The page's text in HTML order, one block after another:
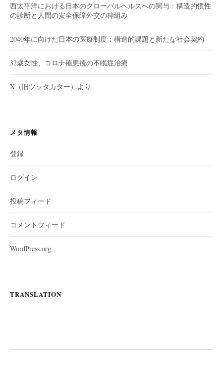
西太平洋における日本のグローバルヘルスへの関与：構造的慣性
の診断と人間の安全保障外交の枠組み
2040年に向けた日本の医療制度：構造的課題と新たな社会契約
32歳女性、コロナ罹患後の不眠症治療
X（旧ツッタカター）より
メタ情報
登録
ログイン
投稿フィード
コメントフィード
WordPress.org
TRANSLATION